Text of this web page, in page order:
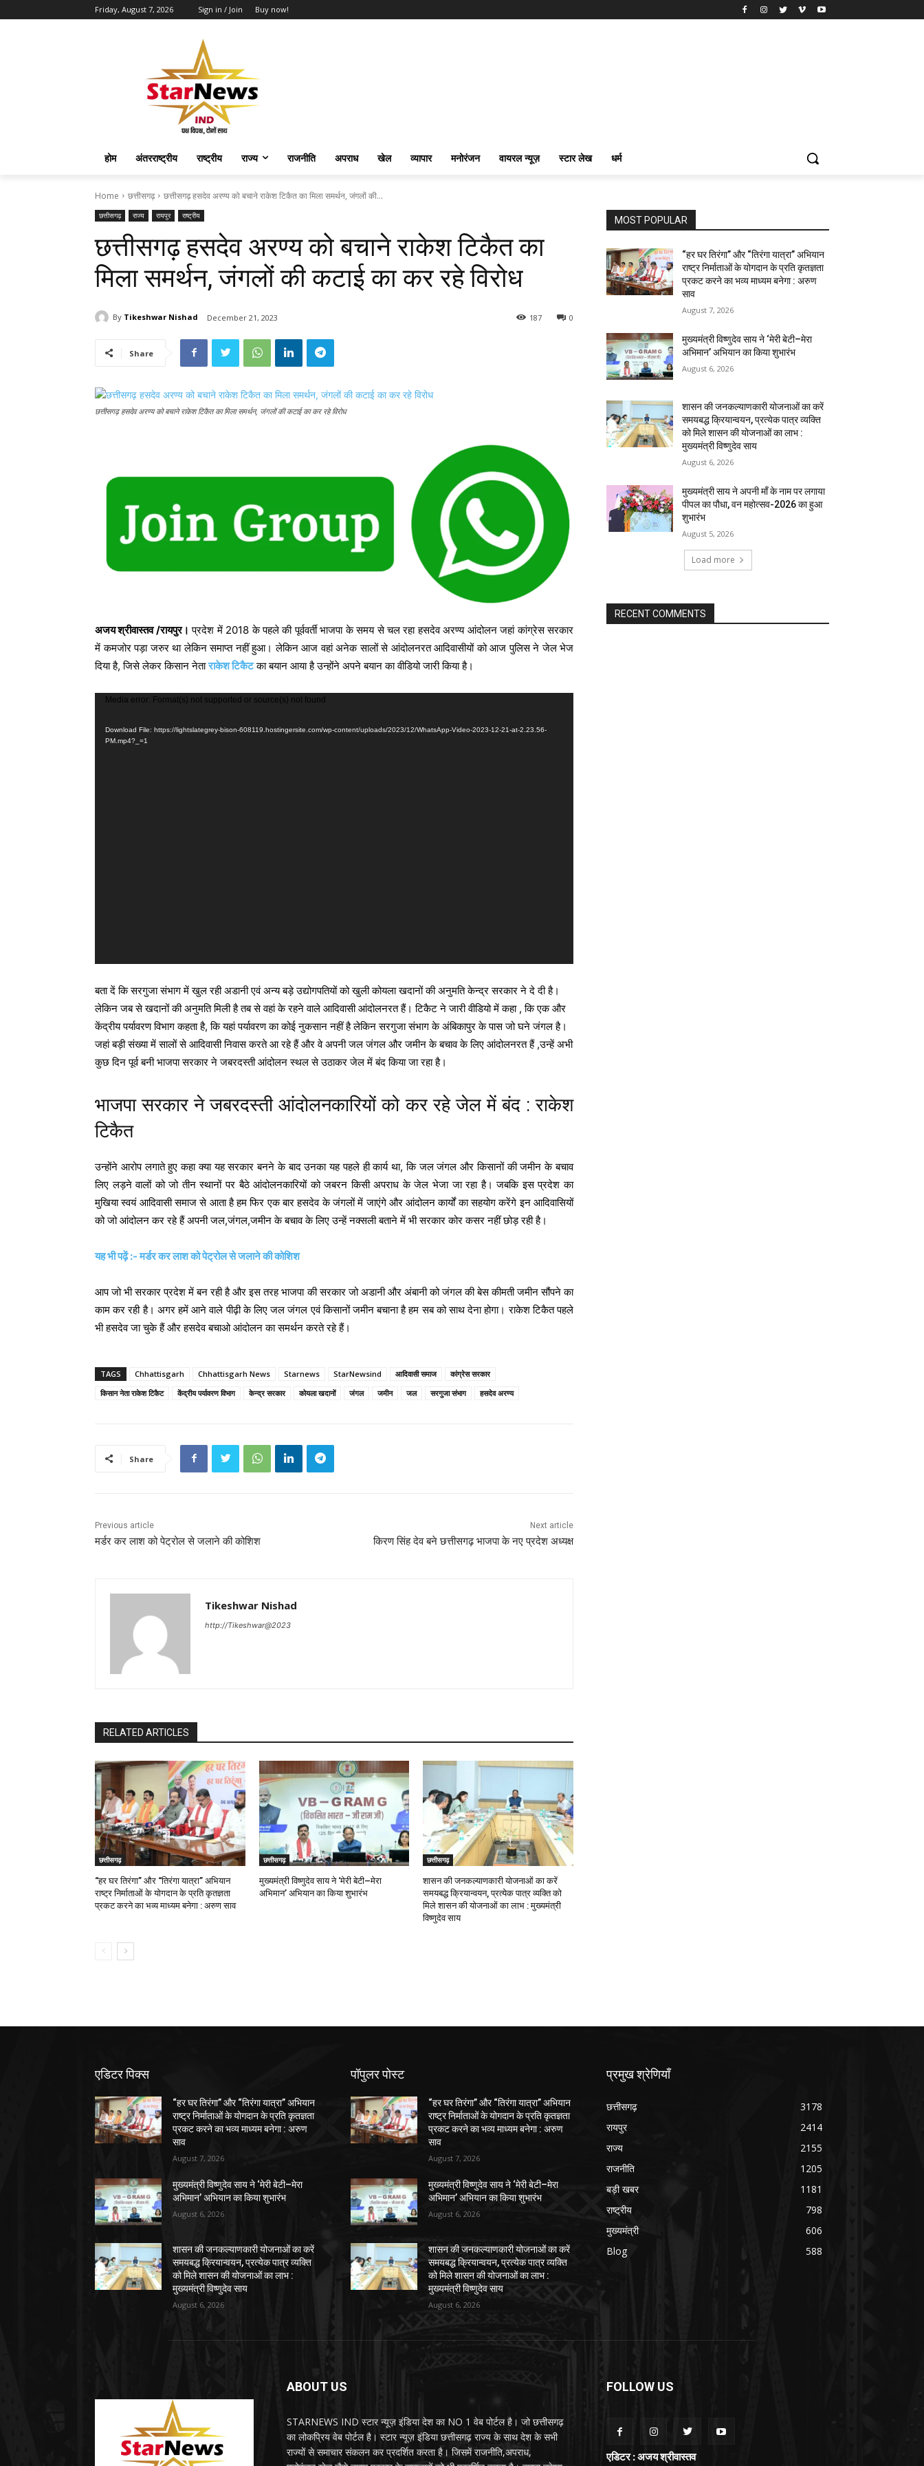
Friday, August 7, 2026 Sign in / Join Buy now!
होम अंतरराष्ट्रीय राष्ट्रीय राज्य राजनीति अपराध खेल व्यापार मनोरंजन वायरल न्यूज़ स्टार लेख धर्म
Home छत्तीसगढ़ छत्तीसगढ़ हसदेव अरण्य को बचाने राकेश टिकैत का मिला समर्थन, जंगलों की...
छत्तीसगढ़ राज्य रायपुर राष्ट्रीय
छत्तीसगढ़ हसदेव अरण्य को बचाने राकेश टिकैत का
मिला समर्थन, जंगलों की कटाई का कर रहे विरोध
By Tikeshwar Nishad December 21, 2023 0
187
Share
छत्तीसगढ़ हसदेव अरण्य को बचाने राकेश टिकैत का मिला समर्थन, जंगलों की कटाई का कर रहे विरोध
अजय श्रीवास्तव /रायपुर। प्रदेश में 2018 के पहले की पूर्ववर्ती भाजपा के समय से चल रहा हसदेव अरण्य आंदोलन जहां कांग्रेस सरकार
में कमजोर पड़ा जरुर था लेकिन समाप्त नहीं हुआ। लेकिन आज वहां अनेक सालों से आंदोलनरत आदिवासीयों को आज पुलिस ने जेल भेज
दिया है, जिसे लेकर किसान नेताराकेश टिकैटका बयान आया है उन्होंने अपने बयान का वीडियो जारी किया है।
Media error: Format(s) not supported or source(s) not found
Download File: https://lightslategrey-bison-608119.hostingersite.com/wp-content/uploads/2023/12/WhatsApp-Video-2023-12-21-at-2.23.56-
PM.mp4?_=1
बता दें कि सरगुजा संभाग में खुल रही अडानी एवं अन्य बड़े उद्योगपतियों को खुली कोयला खदानों की अनुमति केन्द्र सरकार ने दे दी है।
लेकिन जब से खदानों की अनुमति मिली है तब से वहां के रहने वाले आदिवासी आंदोलनरत हैं। टिकैट ने जारी वीडियो में कहा , कि एक और
केंद्रीय पर्यावरण विभाग कहता है, कि यहां पर्यावरण का कोई नुकसान नहीं है लेकिन सरगुजा संभाग के अंबिकापुर के पास जो घने जंगल है।
जहां बड़ी संख्या में सालों से आदिवासी निवास करते आ रहे हैं और वे अपनी जल जंगल और जमीन के बचाव के लिए आंदोलनरत हैं ,उन्हें अभी
कुछ दिन पूर्व बनी भाजपा सरकार ने जबरदस्ती आंदोलन स्थल से उठाकर जेल में बंद किया जा रहा है।
भाजपा सरकार ने जबरदस्ती आंदोलनकारियों को कर रहे जेल में बंद : राकेश
टिकैत
उन्होंने आरोप लगाते हुए कहा क्या यह सरकार बनने के बाद उनका यह पहले ही कार्य था, कि जल जंगल और किसानों की जमीन के बचाव
लिए लड़ने वालों को जो तीन स्थानों पर बैठे आंदोलनकारियों को जबरन किसी अपराध के जेल भेजा जा रहा है। जबकि इस प्रदेश का
मुखिया स्वयं आदिवासी समाज से आता है हम फिर एक बार हसदेव के जंगलों में जाएंगे और आंदोलन कार्यों का सहयोग करेंगे इन आदिवासियों
को जो आंदोलन कर रहे हैं अपनी जल,जंगल,जमीन के बचाव के लिए उन्हें नक्सली बताने में भी सरकार कोर कसर नहीं छोड़ रही है।
यह भी पढ़ें :- मर्डर कर लाश को पेट्रोल से जलाने की कोशिश
आप जो भी सरकार प्रदेश में बन रही है और इस तरह भाजपा की सरकार जो अडानी और अंबानी को जंगल की बेस कीमती जमीन सौंपने का
काम कर रही है। अगर हमें आने वाले पीढ़ी के लिए जल जंगल एवं किसानों जमीन बचाना है हम सब को साथ देना होगा। राकेश टिकैत पहले
भी हसदेव जा चुके हैं और हसदेव बचाओ आंदोलन का समर्थन करते रहे हैं।
TAGS Chhattisgarh Chhattisgarh News Starnews StarNewsind आदिवासी समाज
कांग्रेस सरकार
किसान नेता राकेश टिकैट
केंद्रीय पर्यावरण विभाग केन्द्र सरकार कोयला खदानों जंगल जमीन जल सरगुजा संभाग हसदेव अरण्य
Share
Previous article
मर्डर कर लाश को पेट्रोल से जलाने की कोशिश
Next article
किरण सिंह देव बने छत्तीसगढ़ भाजपा के नए प्रदेश अध्यक्ष
Tikeshwar Nishad
http://Tikeshwar@2023
RELATED ARTICLES
छत्तीसगढ़
“हर घर तिरंगा” और “तिरंगा यात्रा” अभियान
राष्ट्र निर्माताओं के योगदान के प्रति कृतज्ञता
प्रकट करने का भव्य माध्यम बनेगा : अरुण साव
छत्तीसगढ़
मुख्यमंत्री विष्णुदेव साय ने ‘मेरी बेटी–मेरा
अभिमान’ अभियान का किया शुभारंभ
छत्तीसगढ़
शासन की जनकल्याणकारी योजनाओं का करें
समयबद्ध क्रियान्वयन, प्रत्येक पात्र व्यक्ति को
मिले शासन की योजनाओं का लाभ : मुख्यमंत्री
विष्णुदेव साय
MOST POPULAR
“हर घर तिरंगा” और “तिरंगा यात्रा” अभियान
राष्ट्र निर्माताओं के योगदान के प्रति कृतज्ञता
प्रकट करने का भव्य माध्यम बनेगा : अरुण
साव
August 7, 2026
मुख्यमंत्री विष्णुदेव साय ने ‘मेरी बेटी–मेरा
अभिमान’ अभियान का किया शुभारंभ
August 6, 2026
शासन की जनकल्याणकारी योजनाओं का करें
समयबद्ध क्रियान्वयन, प्रत्येक पात्र व्यक्ति
को मिले शासन की योजनाओं का लाभ :
मुख्यमंत्री विष्णुदेव साय
August 6, 2026
मुख्यमंत्री साय ने अपनी माँ के नाम पर लगाया
पीपल का पौधा, वन महोत्सव-2026 का हुआ
शुभारंभ
August 5, 2026
Load more
RECENT COMMENTS
एडिटर पिक्स
“हर घर तिरंगा” और “तिरंगा यात्रा” अभियान
राष्ट्र निर्माताओं के योगदान के प्रति कृतज्ञता
प्रकट करने का भव्य माध्यम बनेगा : अरुण
साव
August 7, 2026
मुख्यमंत्री विष्णुदेव साय ने ‘मेरी बेटी–मेरा
अभिमान’ अभियान का किया शुभारंभ
August 6, 2026
शासन की जनकल्याणकारी योजनाओं का करें
समयबद्ध क्रियान्वयन, प्रत्येक पात्र व्यक्ति
को मिले शासन की योजनाओं का लाभ :
मुख्यमंत्री विष्णुदेव साय
August 6, 2026
पॉपुलर पोस्ट
“हर घर तिरंगा” और “तिरंगा यात्रा” अभियान
राष्ट्र निर्माताओं के योगदान के प्रति कृतज्ञता
प्रकट करने का भव्य माध्यम बनेगा : अरुण
साव
August 7, 2026
मुख्यमंत्री विष्णुदेव साय ने ‘मेरी बेटी–मेरा
अभिमान’ अभियान का किया शुभारंभ
August 6, 2026
शासन की जनकल्याणकारी योजनाओं का करें
समयबद्ध क्रियान्वयन, प्रत्येक पात्र व्यक्ति
को मिले शासन की योजनाओं का लाभ :
मुख्यमंत्री विष्णुदेव साय
August 6, 2026
प्रमुख श्रेणियाँ
छत्तीसगढ़
3178
रायपुर
2414
राज्य
2155
राजनीति
1205
बड़ी खबर
1181
राष्ट्रीय
798
मुख्यमंत्री
606
Blog
588
ABOUT US
STARNEWS IND स्टार न्यूज़ इंडिया देश का NO 1 वेब पोर्टल है। जो छत्तीसगढ़
का लोकप्रिय वेब पोर्टल है। स्टार न्यूज़ इंडिया छत्तीसगढ़ राज्य के साथ देश के सभी
राज्यों से समाचार संकलन कर प्रदर्शित करता है। जिसमें राजनीति,अपराध,
FOLLOW US
एडिटर : अजय श्रीवास्तव